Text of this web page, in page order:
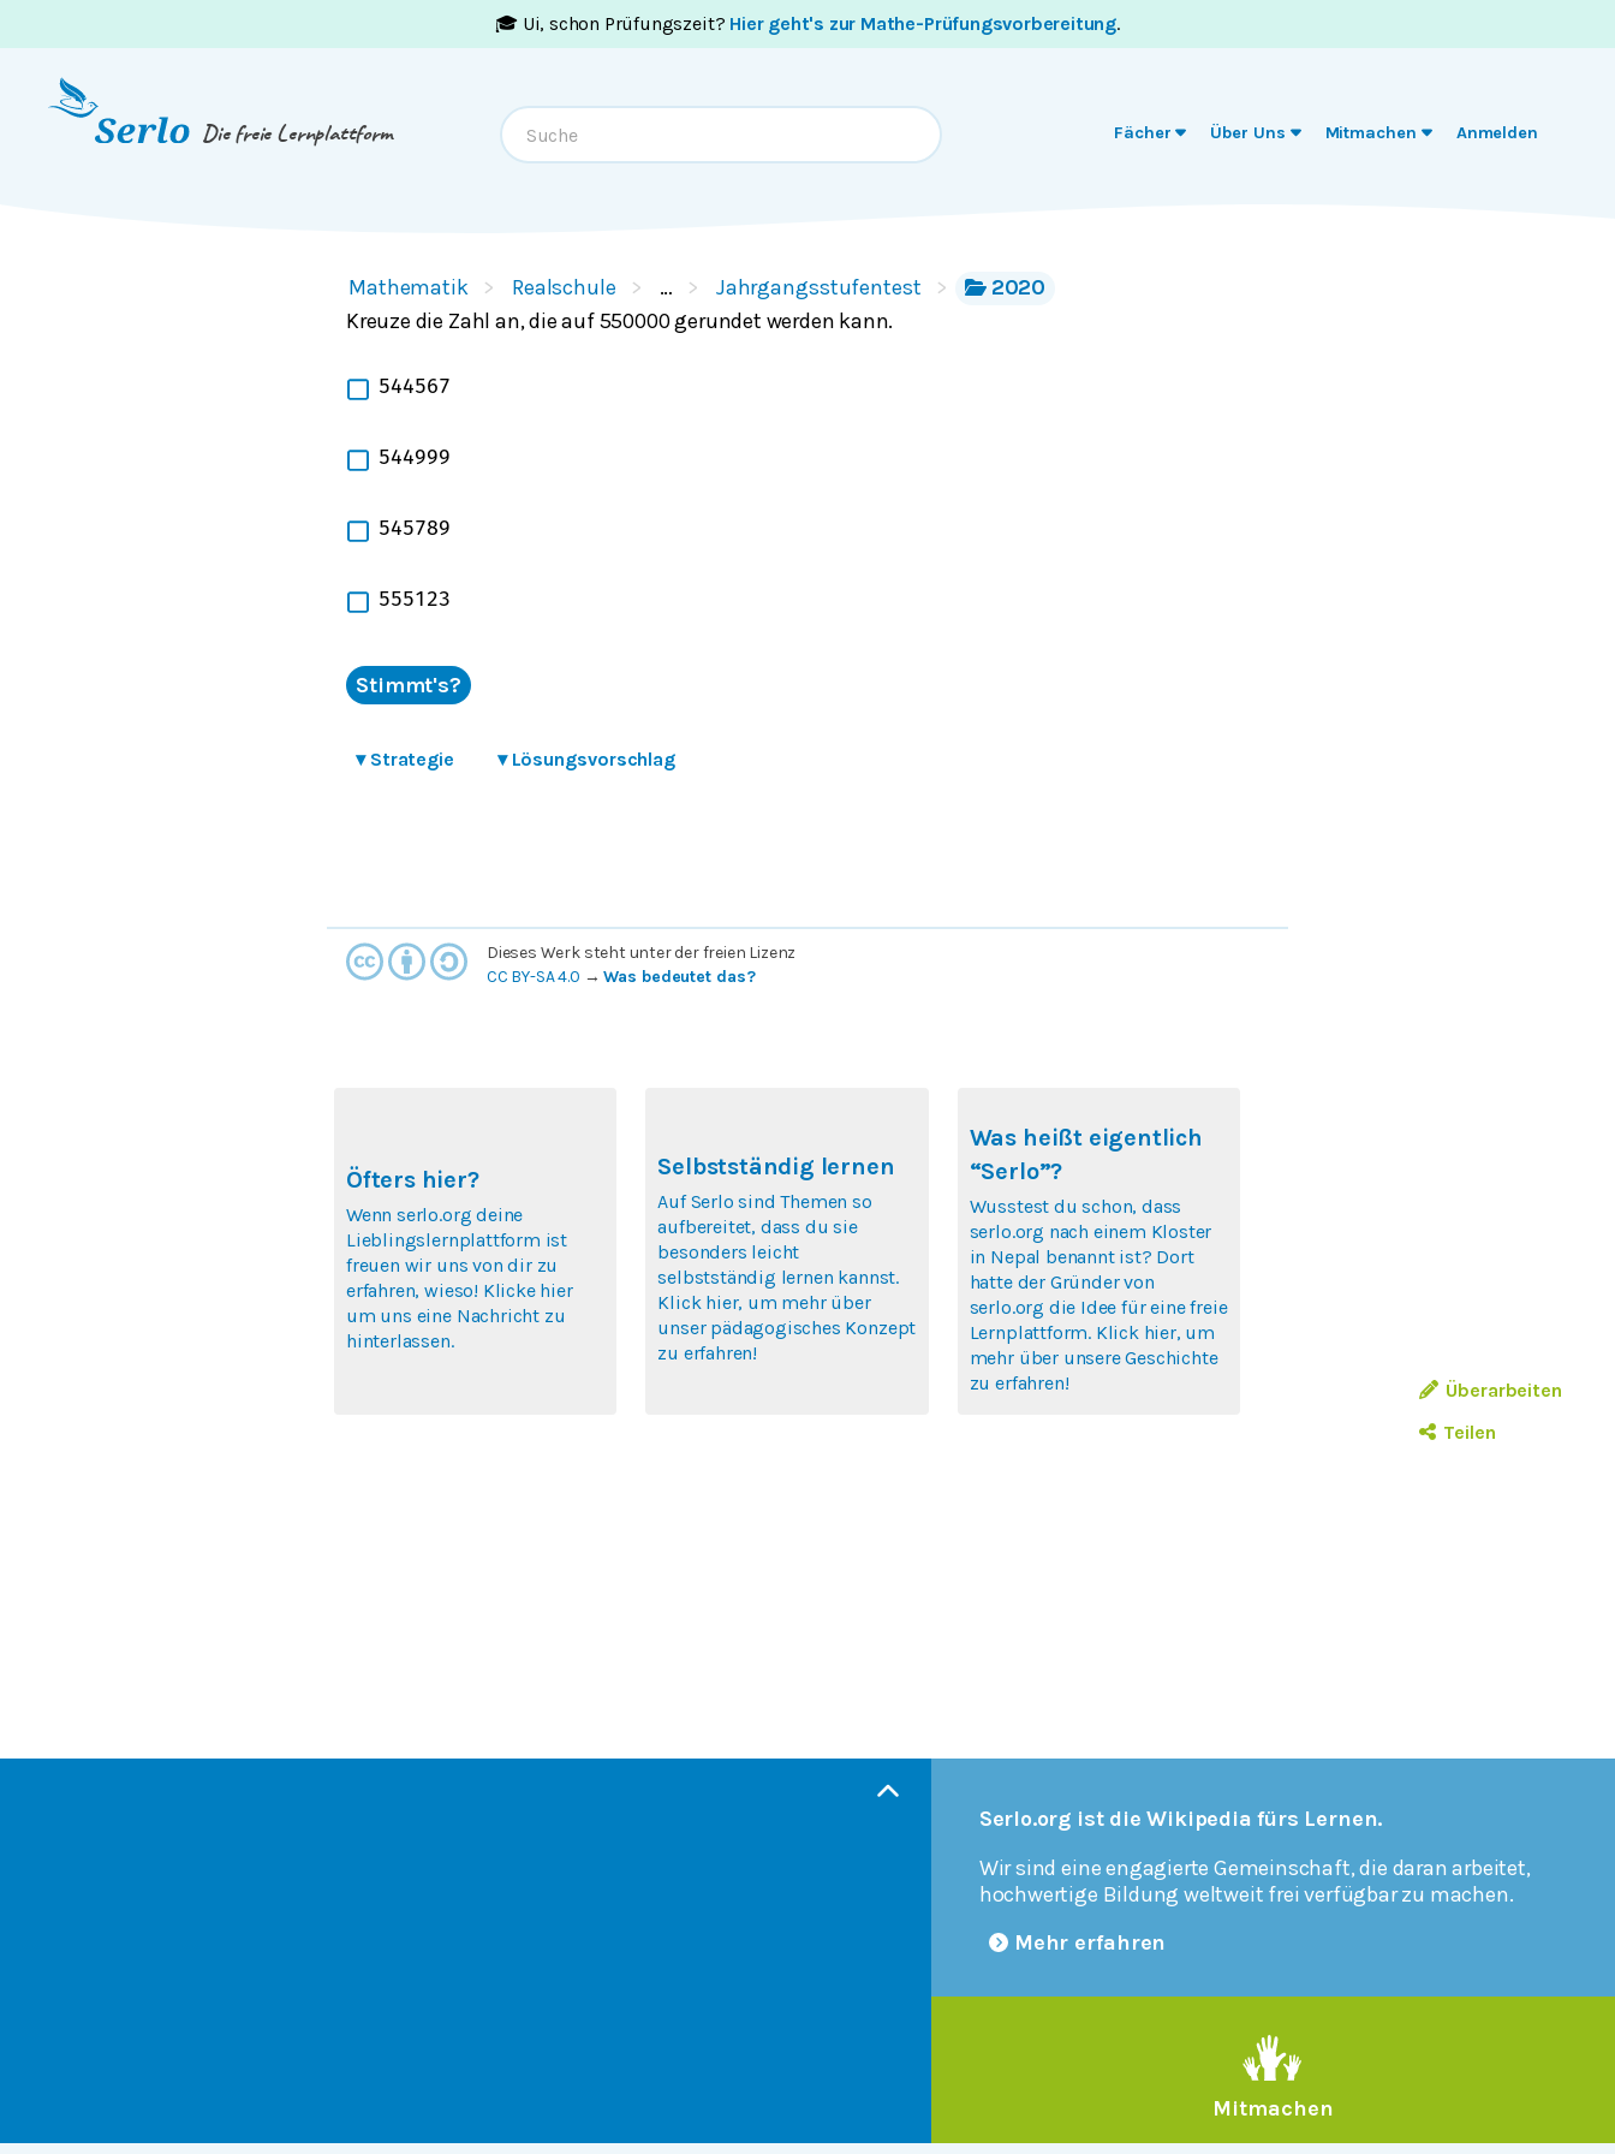
🎓 Ui, schon Prüfungszeit? Hier geht's zur Mathe-Prüfungsvorbereitung.
Die freie Lernplattform Fächer Über Uns Mitmachen Anmelden
Mathematik Realschule … Jahrgangsstufentest
2020
Kreuze die Zahl an, die auf 550000 gerundet werden kann.
544567
544999
545789
555123
Stimmt's?
▾ Strategie ▾ Lösungsvorschlag
Überarbeiten
Teilen
Dieses Werk steht unter der freien Lizenz
CC BY-SA 4.0 →Was bedeutet das?
Öfters hier?
Wenn serlo.org deine
Lieblingslernplattform ist
freuen wir uns von dir zu
erfahren, wieso! Klicke hier
um uns eine Nachricht zu
hinterlassen.
Selbstständig lernen
Auf Serlo sind Themen so
aufbereitet, dass du sie
besonders leicht
selbstständig lernen kannst.
Klick hier, um mehr über
unser pädagogisches Konzept
zu erfahren!
Was heißt eigentlich
“Serlo”?
Wusstest du schon, dass
serlo.org nach einem Kloster
in Nepal benannt ist? Dort
hatte der Gründer von
serlo.org die Idee für eine freie
Lernplattform. Klick hier, um
mehr über unsere Geschichte
zu erfahren!
Serlo.org ist die Wikipedia fürs Lernen.
Wir sind eine engagierte Gemeinschaft, die daran arbeitet,
hochwertige Bildung weltweit frei verfügbar zu machen.
Mehr erfahren
Mitmachen